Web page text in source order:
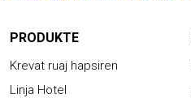
PRODUKTE
Krevat ruaj hapsiren
Linja Hotel